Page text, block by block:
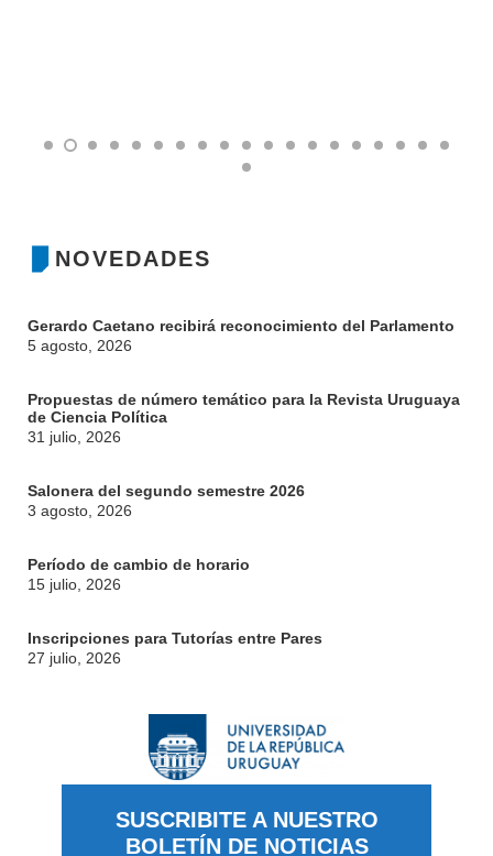
NOVEDADES
Gerardo Caetano recibirá reconocimiento del Parlamento
5 agosto, 2026
Propuestas de número temático para la Revista Uruguaya
de Ciencia Política
31 julio, 2026
Salonera del segundo semestre 2026
3 agosto, 2026
Período de cambio de horario
15 julio, 2026
Inscripciones para Tutorías entre Pares
27 julio, 2026
SUSCRIBITE A NUESTRO
BOLETÍN DE NOTICIAS